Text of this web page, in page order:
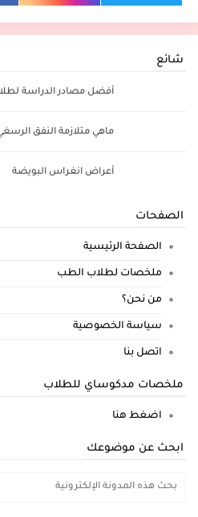
شائع
أفضل مصادر الدراسة
ماهي متلازمة النفق
أعراض انغراس البويضة
الصفحات
الصفحة الرئيسية
ملخصات لطلاب الطب
من نحن؟
سياسة الخصوصية
اتصل بنا
ملخصات مدكوساي للطلاب
اضغط هنا
ابحث عن موضوعك